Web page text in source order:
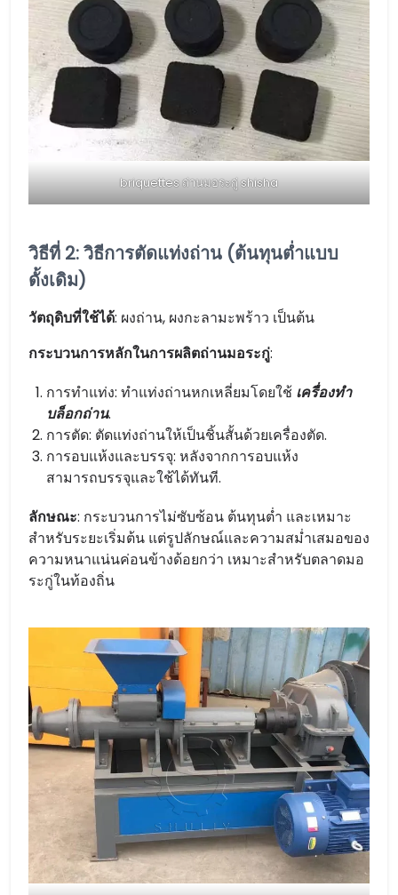
briquettes ถ่านมอระกู่ shisha
วิธีที่ 2: วิธีการตัดแท่งถ่าน (ต้นทุนต่ำแบบ
ดั้งเดิม)
วัตถุดิบที่ใช้ได้: ผงถ่าน, ผงกะลามะพร้าว เป็นต้น
กระบวนการหลักในการผลิตถ่านมอระกู่:
การทำแท่ง: ทำแท่งถ่านหกเหลี่ยมโดยใช้ เครื่องทำ
บล็อกถ่าน.
การตัด: ตัดแท่งถ่านให้เป็นชิ้นสั้นด้วยเครื่องตัด.
การอบแห้งและบรรจุ: หลังจากการอบแห้ง
สามารถบรรจุและใช้ได้ทันที.
ลักษณะ: กระบวนการไม่ซับซ้อน ต้นทุนต่ำ และเหมาะ
สำหรับระยะเริ่มต้น แต่รูปลักษณ์และความสม่ำเสมอของ
ความหนาแน่นค่อนข้างด้อยกว่า เหมาะสำหรับตลาดมอ
ระกู่ในท้องถิ่น